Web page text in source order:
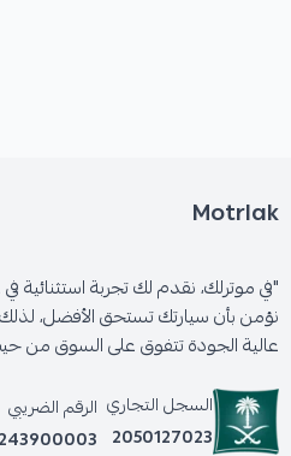
Motrlak
"في موترلك، نقدم لك تجربة استثنائية
نؤمن بأن سيارتك تستحق الأفضل،
عالية الجودة تتفوق على السوق من حيث
السجل التجاري
2050127023
الرقم الضريبي